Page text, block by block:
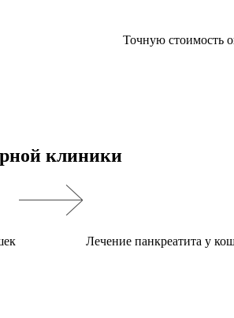
Точную стоимость
клиники
Лечение панкреатита у